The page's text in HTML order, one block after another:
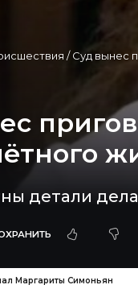
/Суд вынес
детали
Маргариты Симоньян